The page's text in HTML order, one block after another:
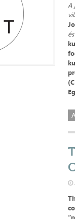
A